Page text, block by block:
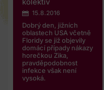
15.8.2016
Dobrý den, jižních
oblastech USA včetně
Floridy se již objevily
domácí případy nákazy
horečkou Zika,
pravděpodobnost
infekce však není
vysoká.